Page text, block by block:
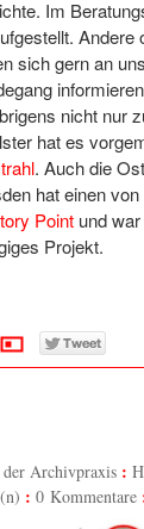
Im
Andere
sich gern an
nicht nur
hat es
. Auch die
hat einen
Point und
Projekt.
der Archivpraxis
0 Kommentare